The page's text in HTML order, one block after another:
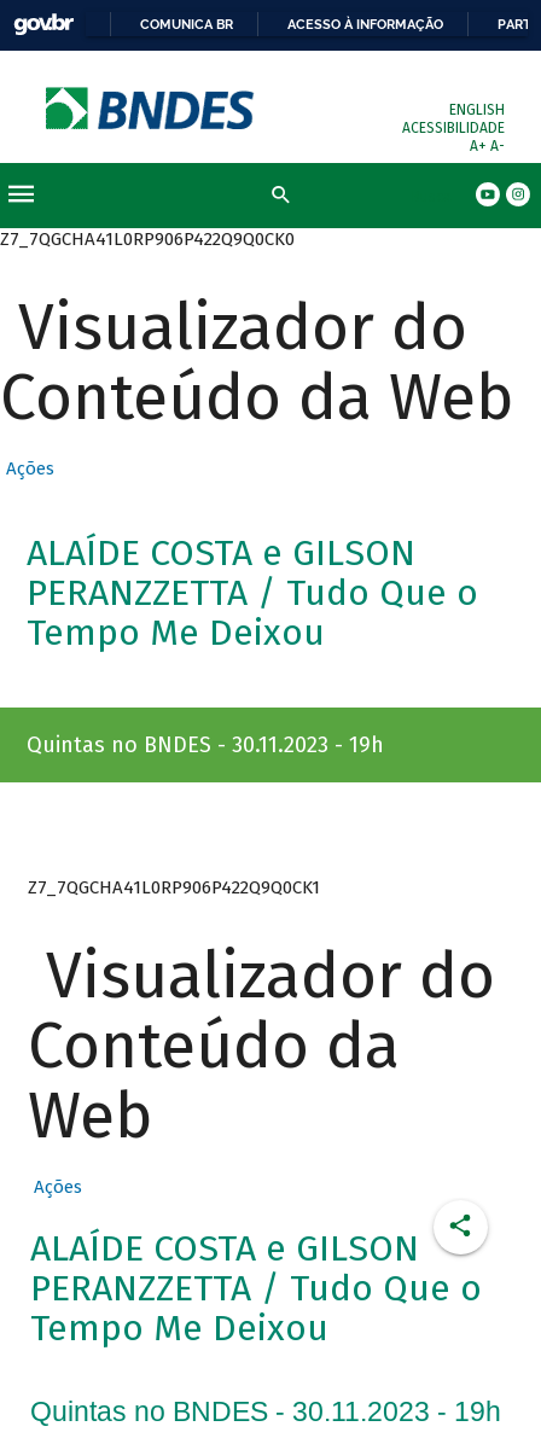
COMUNICA BR ACESSO À INFORMAÇÃO
ENGLISH
ACESSIBILIDADE
A+ A-
Z7_7QGCHA41L0RP906P422Q9Q0CK0
Visualizador do
Conteúdo da Web
Ações
ALAÍDE COSTA e GILSON
PERANZZETTA / Tudo Que o
Tempo Me Deixou
Quintas no BNDES - 30.11.2023 - 19h
Z7_7QGCHA41L0RP906P422Q9Q0CK1
Visualizador do
Conteúdo da
Web
Ações
ALAÍDE COSTA e GILSON
PERANZZETTA / Tudo Que o
Tempo Me Deixou
Quintas no BNDES - 30.11.2023 - 19h